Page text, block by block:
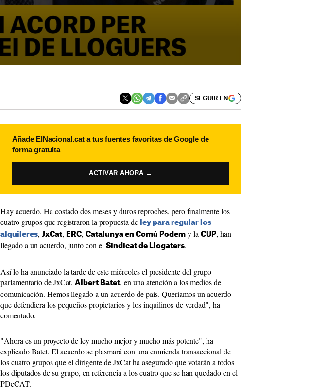
SEGUIR EN
Añade ElNacional.cat a tus fuentes favoritas de Google de
forma gratuita
ACTIVAR AHORA →
Hay acuerdo. Ha costado dos meses y duros reproches, pero finalmente los
cuatro grupos que registraron la propuesta de ley para regular los
alquileres, JxCat, ERC, Catalunya en Comú Podem y la CUP, han
llegado a un acuerdo, junto con el Sindicat de Llogaters.
Así lo ha anunciado la tarde de este miércoles el presidente del grupo
parlamentario de JxCat, Albert Batet, en una atención a los medios de
comunicación. Hemos llegado a un acuerdo de país. Queríamos un acuerdo
que defendiera los pequeños propietarios y los inquilinos de verdad", ha
comentado.
"Ahora es un proyecto de ley mucho mejor y mucho más potente", ha
explicado Batet. El acuerdo se plasmará con una enmienda transaccional de
los cuatro grupos que el dirigente de JxCat ha asegurado que votarán a todos
los diputados de su grupo, en referencia a los cuatro que se han quedado en el
PDeCAT.